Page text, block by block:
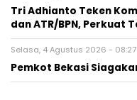
Tri Adhianto Teken
dan ATR/BPN, Perkuat
Selasa, 4 Agustus 2026 - 08:27
Pemkot Bekasi